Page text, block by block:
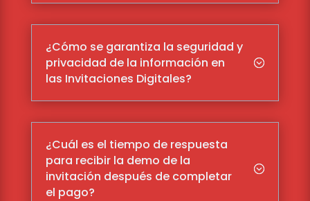
;
¿Cómo se garantiza la seguridad y
privacidad de la información en
las Invitaciones Digitales?
;
¿Cuál es el tiempo de respuesta
para recibir la demo de la
invitación después de completar
el pago?